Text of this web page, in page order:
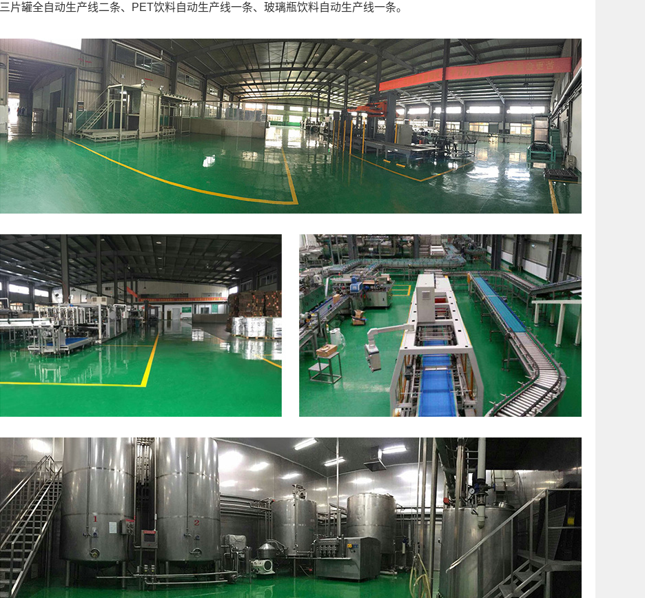
三片罐全自动生产线二条、PET饮料自动生产线一条、玻璃瓶饮料自动生产线一条。